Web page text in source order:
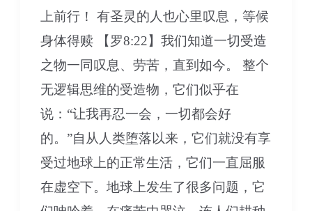
上前行！ 有圣灵的人也心里叹息，等候
身体得赎 【罗8:22】我们知道一切受造
之物一同叹息、劳苦，直到如今。 整个
无逻辑思维的受造物，它们似乎在
说：“让我再忍一会，一切都会好
的。”自从人类堕落以来，它们就没有享
受过地球上的正常生活，它们一直屈服
在虚空下。地球上发生了很多问题，它